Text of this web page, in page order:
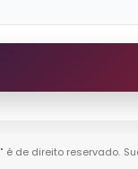
" é de direito reservado.